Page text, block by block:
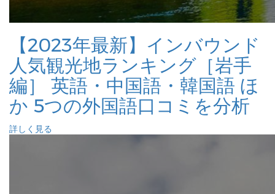
【2023年最新】インバウンド
人気観光地ランキング［岩手
編］ 英語・中国語・韓国語 ほ
か 5つの外国語口コミを分析
詳しく見る